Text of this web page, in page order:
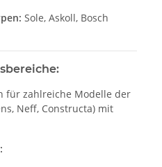
Sole, Askoll, Bosch
für zahlreiche Modelle der
Neff, Constructa) mit